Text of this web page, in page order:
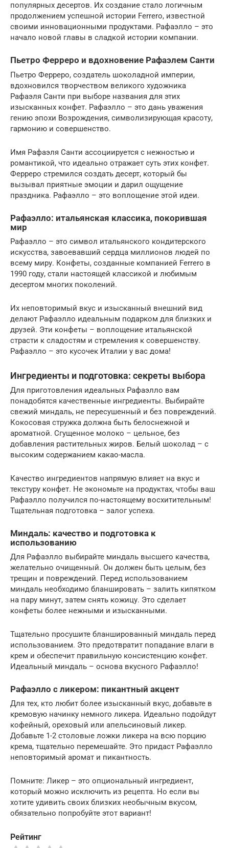
популярных десертов. Их создание стало логичным
продолжением успешной истории Ferrero, известной
своими инновационными продуктами. Рафаэлло – это
начало новой главы в сладкой истории компании.
Пьетро Ферреро и вдохновение Рафаэлем Санти
Пьетро Ферреро, создатель шоколадной империи,
вдохновился творчеством великого художника
Рафаэля Санти при выборе названия для этих
изысканных конфет. Рафаэлло – это дань уважения
гению эпохи Возрождения, символизирующая красоту,
гармонию и совершенство.
Имя Рафаэля Санти ассоциируется с нежностью и
романтикой, что идеально отражает суть этих конфет.
Ферреро стремился создать десерт, который бы
вызывал приятные эмоции и дарил ощущение
праздника. Рафаэлло – это воплощение этой идеи.
Рафаэлло: итальянская классика, покорившая
мир
Рафаэлло – это символ итальянского кондитерского
искусства, завоевавший сердца миллионов людей по
всему миру. Конфеты, созданные компанией Ferrero в
1990 году, стали настоящей классикой и любимым
десертом многих поколений.
Их неповторимый вкус и изысканный внешний вид
делают Рафаэлло идеальным подарком для близких и
друзей. Эти конфеты – воплощение итальянской
страсти к сладостям и стремления к совершенству.
Рафаэлло – это кусочек Италии у вас дома!
Ингредиенты и подготовка: секреты выбора
Для приготовления идеальных Рафаэлло вам
понадобятся качественные ингредиенты. Выбирайте
свежий миндаль, не пересушенный и без повреждений.
Кокосовая стружка должна быть белоснежной и
ароматной. Сгущенное молоко – цельное, без
добавления растительных жиров. Белый шоколад – с
высоким содержанием какао-масла.
Качество ингредиентов напрямую влияет на вкус и
текстуру конфет. Не экономьте на продуктах, чтобы ваш
Рафаэлло получился по-настоящему восхитительным!
Тщательная подготовка – залог успеха.
Миндаль: качество и подготовка к
использованию
Для Рафаэлло выбирайте миндаль высшего качества,
желательно очищенный. Он должен быть целым, без
трещин и повреждений. Перед использованием
миндаль необходимо бланшировать – залить кипятком
на пару минут, затем снять кожицу. Это сделает
конфеты более нежными и изысканными.
Тщательно просушите бланшированный миндаль перед
использованием. Это предотвратит попадание влаги в
крем и обеспечит правильную консистенцию конфет.
Идеальный миндаль – основа вкусного Рафаэлло!
Рафаэлло с ликером: пикантный акцент
Для тех, кто любит более изысканный вкус, добавьте в
кремовую начинку немного ликера. Идеально подойдут
кофейный, ореховый или апельсиновый ликер.
Добавьте 1-2 столовые ложки ликера на всю порцию
крема, тщательно перемешайте. Это придаст Рафаэлло
неповторимый аромат и пикантность.
Помните: Ликер – это опциональный ингредиент,
который можно исключить из рецепта. Но если вы
хотите удивить своих близких необычным вкусом,
обязательно попробуйте этот вариант!
Рейтинг